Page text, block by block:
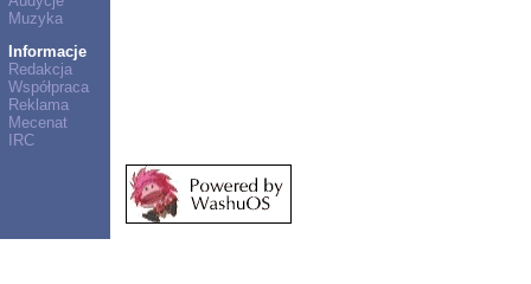
Muzyka
Informacje
Redakcja
Współpraca
Reklama
Mecenat
IRC